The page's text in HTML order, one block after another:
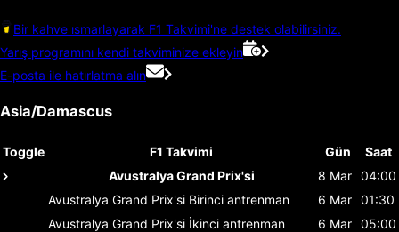
Bir kahve ısmarlayarak F1 Takvimi'ne destek olabilirsiniz.
Yarış programını kendi takviminize ekleyin
E-posta ile hatırlatma alın
Asia/Damascus
Toggle F1 Takvimi Gün
Saat
Avustralya Grand Prix'si
8 Mar 04:00
Avustralya Grand Prix'si Birinci antrenman 6 Mar 01:30
Avustralya Grand Prix'si İkinci antrenman 6 Mar 05:00